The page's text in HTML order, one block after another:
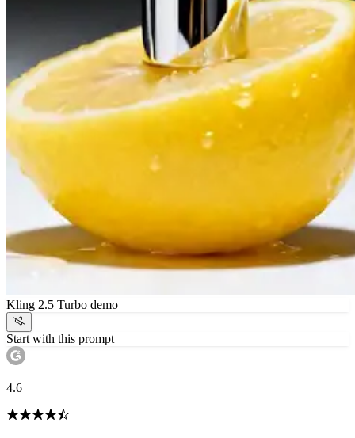
Kling 2.5 Turbo demo
Start with this prompt
4.6